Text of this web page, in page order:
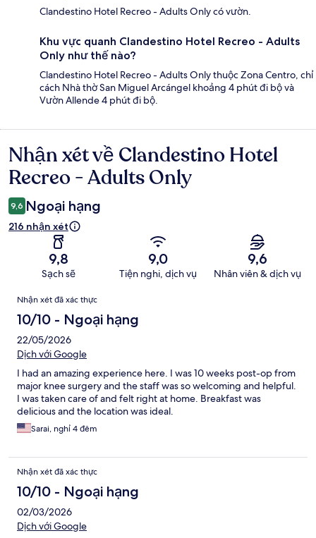
Clandestino Hotel Recreo - Adults Only có vườn.
Khu vực quanh Clandestino Hotel Recreo - Adults
Only như thế nào?
Clandestino Hotel Recreo - Adults Only thuộc Zona Centro, chỉ
cách Nhà thờ San Miguel Arcángel khoảng 4 phút đi bộ và
Vườn Allende 4 phút đi bộ.
Nhận
xét
Nhận xét về Clandestino Hotel
Recreo - Adults Only
9,6 Ngoại hạng
216 nhận xét
9,8
Sạch sẽ
9,0
Tiện nghi, dịch vụ
9,6
Nhân viên & dịch vụ
Nhận
xét
Nhận xét đã xác thực
10/10 - Ngoại hạng
22/05/2026
Dịch với Google
I had an amazing experience here. I was 10 weeks post-op from
major knee surgery and the staff was so welcoming and helpful.
I was taken care of and felt right at home. Breakfast was
delicious and the location was ideal.
Sarai, nghỉ 4 đêm
Nhận xét đã xác thực
10/10 - Ngoại hạng
02/03/2026
Dịch với Google